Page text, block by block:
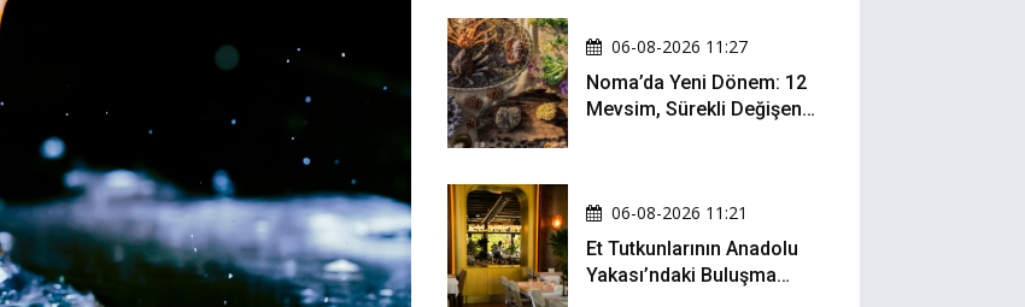
06-08-2026 11:27
Noma’da Yeni Dönem: 12
Mevsim, Sürekli Değişen
06-08-2026 11:21
Et Tutkunlarının Anadolu
Yakası’ndaki Buluşma